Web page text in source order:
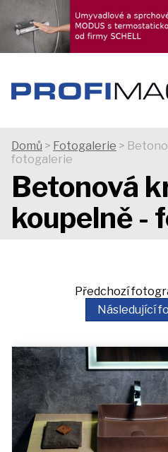
TIPY
Praxe
Fotogalerie
iDomo
Kontakt
Domů > Fotogalerie >
fotogalerie
Betonová
koupelně -
Předchozí
Následující